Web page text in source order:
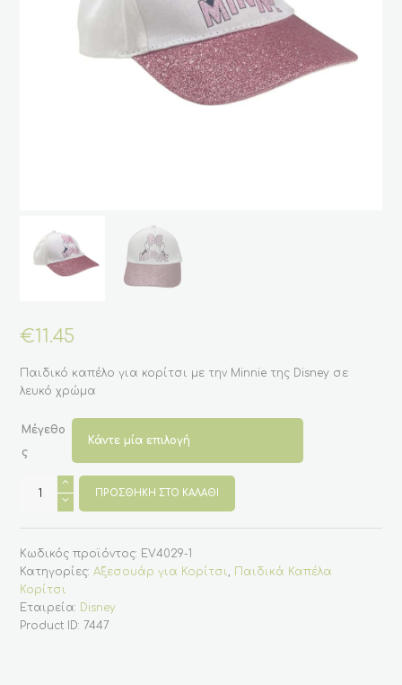
€11.45
Παιδικό καπέλο για κορίτσι με την Minnie της Disney σε
λευκό χρώμα
Μέγεθο
ς
Παιδικό
καπέλο
με
Minnie
της
Disney
-
Λευκό
ποσότητα
ΠΡΟΣΘΉΚΗ ΣΤΟ ΚΑΛΆΘΙ
Κωδικός προϊόντος: EV4029-1
Κατηγορίες:Αξεσουάρ για Κορίτσι,
Παιδικά Καπέλα
Κορίτσι
Εταιρεία: Disney
Product ID: 7447